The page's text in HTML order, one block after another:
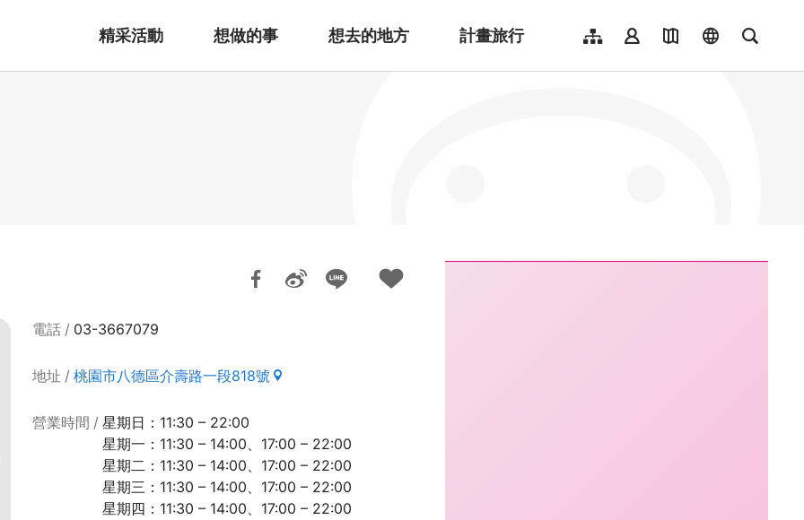
精采活動 想做的事 想去的地方 計畫旅行
網站導覽會員登入地圖導覽language全文檢
電話 03-3667079
地址 桃園市八德區介壽路一段818號
營業時間
星期日：11:30 – 22:00
星期一：11:30 – 14:00、17:00 – 22:00
星期二：11:30 – 14:00、17:00 – 22:00
星期三：11:30 – 14:00、17:00 – 22:00
星期四：11:30 – 14:00、17:00 – 22:00
:::